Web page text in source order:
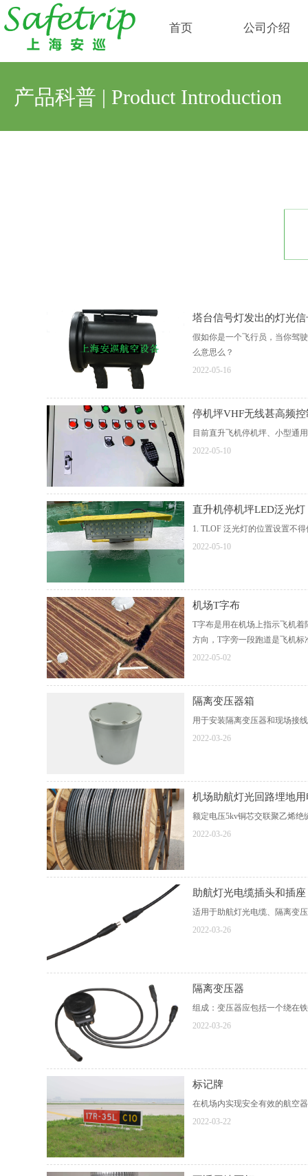
首页 公司介绍
塔台信号灯发出的灯光
假如你是一个飞行员，当你驾
么意思么？
2022-05-16
停机坪VHF无线甚高频
目前直升飞机停机坪、小型通
2022-05-10
直升机停机坪LED泛光灯
1. TLOF 泛光灯的位置设置不
2022-05-10
机场T字布
T字布是用在机场上指示飞机
方向，T字旁一段跑道是飞机
2022-05-02
隔离变压器箱
用于安装隔离变压器和现场接
2022-03-26
机场助航灯光回路埋地用
额定电压5kv铜芯交联聚乙烯
2022-03-26
助航灯光电缆插头和插座
适用于助航灯光电缆、隔离变
2022-03-26
隔离变压器
组成：变压器应包括一个绕在
2022-03-26
标记牌
在机场内实现安全有效的航空
2022-03-22
产品科普 | Product Introduction